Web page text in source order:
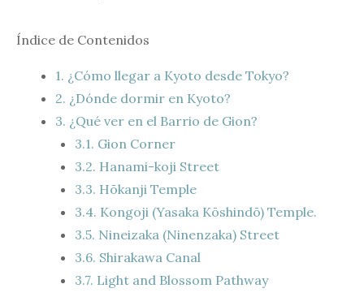
Índice de Contenidos
1. ¿Cómo llegar a Kyoto desde Tokyo?
2. ¿Dónde dormir en Kyoto?
3. ¿Qué ver en el Barrio de Gion?
3.1. Gion Corner
3.2. Hanami-koji Street
3.3. Hōkanji Temple
3.4. Kongoji (Yasaka Kōshindō) Temple.
3.5. Nineizaka (Ninenzaka) Street
3.6. Shirakawa Canal
3.7. Light and Blossom Pathway